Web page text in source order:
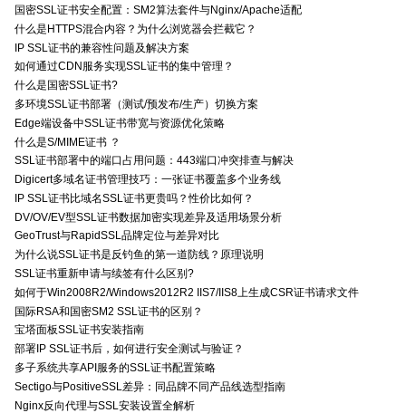
国密SSL证书安全配置：SM2算法套件与Nginx/Apache适配
什么是HTTPS混合内容？为什么浏览器会拦截它？
IP SSL证书的兼容性问题及解决方案
如何通过CDN服务实现SSL证书的集中管理？
什么是国密SSL证书?
多环境SSL证书部署（测试/预发布/生产）切换方案
Edge端设备中SSL证书带宽与资源优化策略
什么是S/MIME证书 ？
SSL证书部署中的端口占用问题：443端口冲突排查与解决
Digicert多域名证书管理技巧：一张证书覆盖多个业务线
IP SSL证书比域名SSL证书更贵吗？性价比如何？
DV/OV/EV型SSL证书数据加密实现差异及适用场景分析
GeoTrust与RapidSSL品牌定位与差异对比
为什么说SSL证书是反钓鱼的第一道防线？原理说明
SSL证书重新申请与续签有什么区别?
如何于Win2008R2/Windows2012R2 IIS7/IIS8上生成CSR证书请求文件
国际RSA和国密SM2 SSL证书的区别？
宝塔面板SSL证书安装指南
部署IP SSL证书后，如何进行安全测试与验证？
多子系统共享API服务的SSL证书配置策略
Sectigo与PositiveSSL差异：同品牌不同产品线选型指南
Nginx反向代理与SSL安装设置全解析